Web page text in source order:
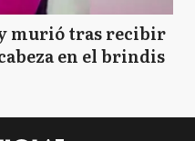
y murió tras recibir
en el brindis